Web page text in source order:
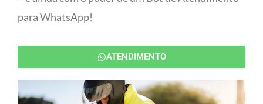
para WhatsApp!
ATENDIMENTO